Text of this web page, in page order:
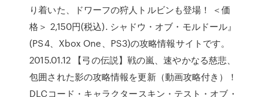
り着いた、ドワーフの狩人トルビンも登場！ ＜価
格＞ 2,150円(税込). シャドウ・オブ・モルドール』
(PS4、Xbox One、PS3)の攻略情報サイトです。
2015.01.12 【弓の伝説】戦の嵐、速やかなる慈悲、
包囲された影の攻略情報を更新（動画攻略付き）！
DLCコード・キャラクタースキン・テスト・オブ・